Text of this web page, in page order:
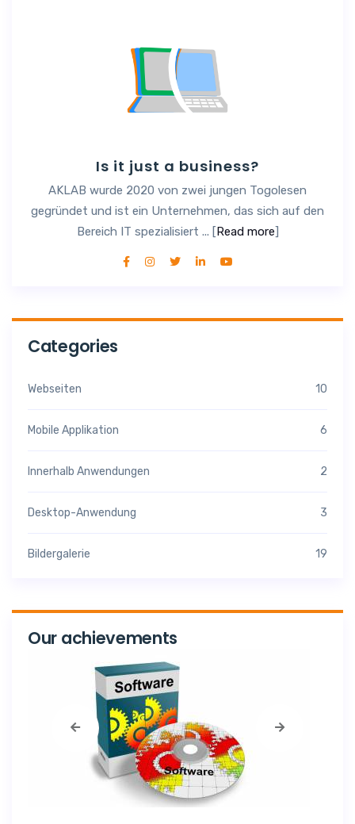
Is it just a business?
AKLAB wurde 2020 von zwei jungen Togolesen
gegründet und ist ein Unternehmen, das sich auf den
Bereich IT spezialisiert ... [Read more]
Categories
Webseiten 10
Mobile Applikation 6
Innerhalb Anwendungen 2
Desktop-Anwendung 3
Bildergalerie 19
Our achievements